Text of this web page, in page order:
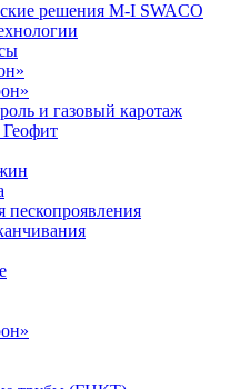
решения M-I SWACO
и газовый каротаж
пескопроявления